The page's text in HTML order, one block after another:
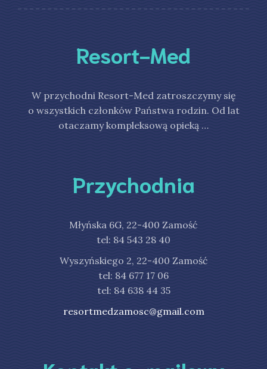
Resort-Med
W przychodni Resort-Med zatroszczymy się
o wszystkich członków Państwa rodzin. Od lat
otaczamy kompleksową opieką …
Przychodnia
Młyńska 6G, 22-400 Zamość
tel: 84 543 28 40
Wyszyńskiego 2, 22-400 Zamość
tel: 84 677 17 06
tel: 84 638 44 35
resortmedzamosc@gmail.com